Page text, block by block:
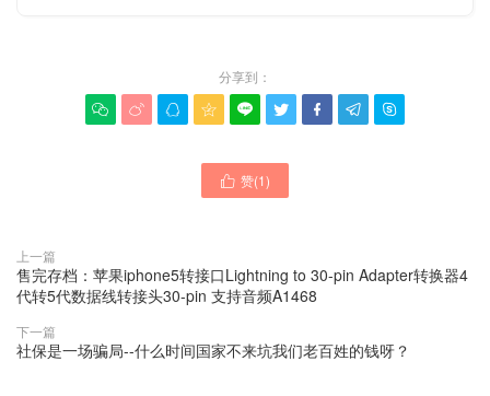
分享到：
        
 赞(1)
上一篇
售完存档：苹果iphone5转接口Lightning to 30-pin Adapter转换器4
代转5代数据线转接头30-pin 支持音频A1468
下一篇
社保是一场骗局--什么时间国家不来坑我们老百姓的钱呀？